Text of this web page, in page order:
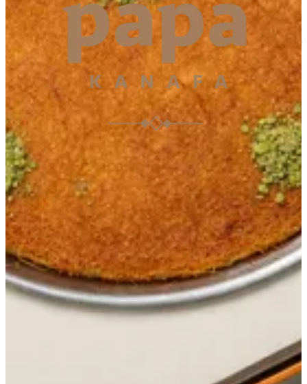
Fujairah
092231013 تواصل مع الفرع